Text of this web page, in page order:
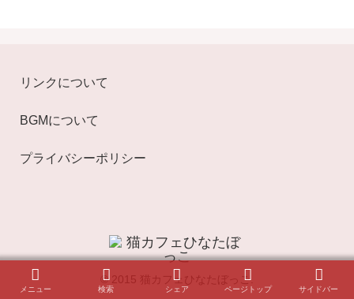
リンクについて
BGMについて
プライバシーポリシー
© 2015 猫カフェひなたぼっこ.
メニュー 検索 シェア ページトップ サイドバー